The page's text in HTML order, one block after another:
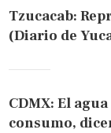
Tzucacab:
(Diario de
CDMX: El
consumo,